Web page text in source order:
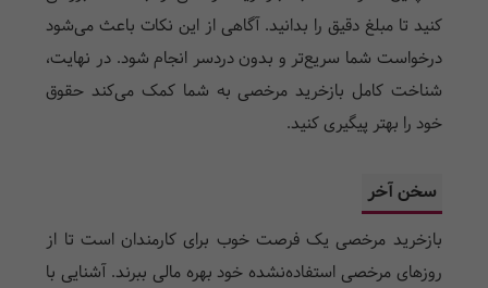
کنید تا مبلغ دقیق را بدانید. آگاهی از این نکات باعث می‌شود
درخواست شما سریع‌تر و بدون دردسر انجام شود. در نهایت،
شناخت کامل بازخرید مرخصی به شما کمک می‌کند حقوق
خود را بهتر پیگیری کنید.
سخن آخر
بازخرید مرخصی یک فرصت خوب برای کارمندان است تا از
روزهای مرخصی استفاده‌نشده خود بهره مالی ببرند. آشنایی با